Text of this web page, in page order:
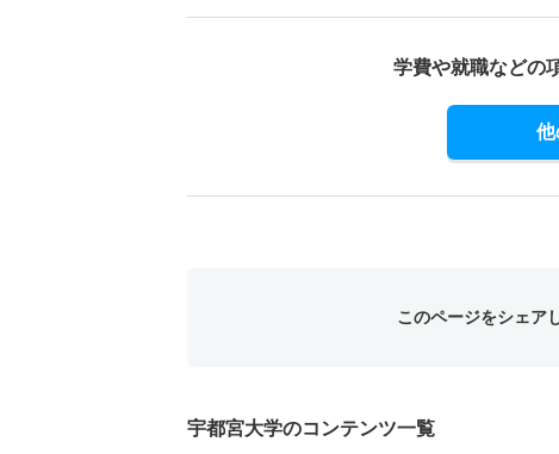
学費や就職などの
他
このページをシェア
宇都宮大学のコンテンツ一覧